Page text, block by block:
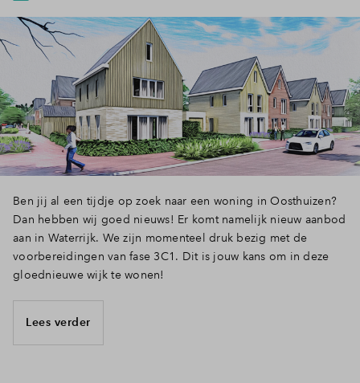
Inloggen
Ben jij al een tijdje op zoek naar een woning in Oosthuizen?
Dan hebben wij goed nieuws! Er komt namelijk nieuw aanbod
aan in Waterrijk. We zijn momenteel druk bezig met de
voorbereidingen van fase 3C1. Dit is jouw kans om in deze
gloednieuwe wijk te wonen!
Lees verder